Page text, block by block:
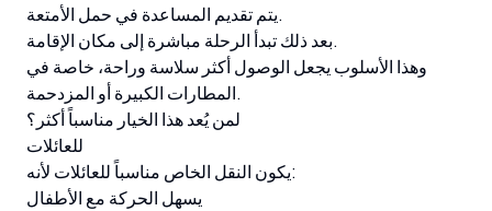
يتم تقديم المساعدة في حمل الأمتعة.
بعد ذلك تبدأ الرحلة مباشرة إلى مكان الإقامة.
وهذا الأسلوب يجعل الوصول أكثر سلاسة وراحة، خاصة في
المطارات الكبيرة أو المزدحمة.
لمن يُعد هذا الخيار مناسباً أكثر؟
للعائلات
يكون النقل الخاص مناسباً للعائلات لأنه:
يسهل الحركة مع الأطفال